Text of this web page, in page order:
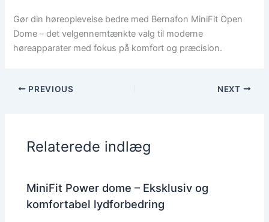
Gør din høreoplevelse bedre med Bernafon MiniFit Open
Dome – det velgennemtænkte valg til moderne
høreapparater med fokus på komfort og præcision.
PREVIOUS NEXT
Relaterede indlæg
MiniFit Power dome – Eksklusiv og
komfortabel lydforbedring